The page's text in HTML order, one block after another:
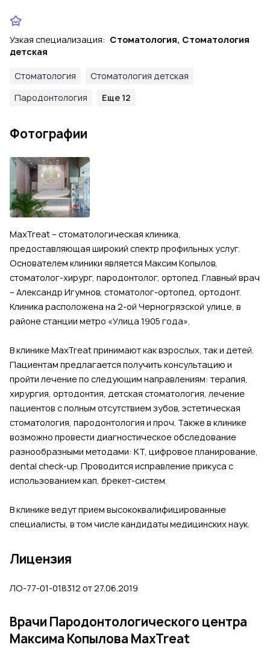
Узкая специализация: Стоматология, Стоматология
детская
Стоматология
Стоматология детская
Пародонтология
Еще 12
Фотографии
MaxTreat – стоматологическая клиника,
предоставляющая широкий спектр профильных услуг.
Основателем клиники является Максим Копылов,
стоматолог-хирург, пародонтолог, ортопед. Главный врач
– Александр Игумнов, стоматолог-ортопед, ортодонт.
Клиника расположена на 2-ой Черногрязской улице, в
районе станции метро «Улица 1905 года».
В клинике MaxTreat принимают как взрослых, так и детей.
Пациентам предлагается получить консультацию и
пройти лечение по следующим направлениям: терапия,
хирургия, ортодонтия, детская стоматология, лечение
пациентов с полным отсутствием зубов, эстетическая
стоматология, пародонтология и проч. Также в клинике
возможно провести диагностическое обследование
разнообразными методами: КТ, цифровое планирование,
dental check-up. Проводится исправление прикуса с
использованием кап, брекет-систем.
В клинике ведут прием высококвалифицированные
специалисты, в том числе кандидаты медицинских наук.
Лицензия
ЛО-77-01-018312 от 27.06.2019
Врачи Пародонтологического центра
Максима Копылова MaxTreat